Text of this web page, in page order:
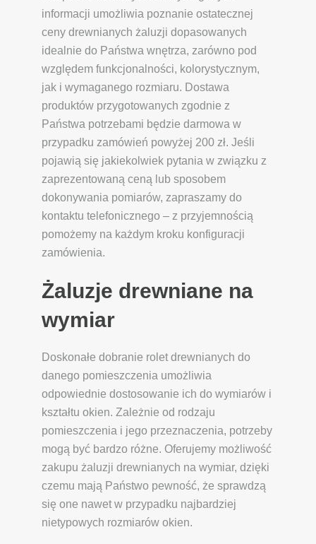
informacji umożliwia poznanie ostatecznej
ceny drewnianych żaluzji dopasowanych
idealnie do Państwa wnętrza, zarówno pod
względem funkcjonalności, kolorystycznym,
jak i wymaganego rozmiaru. Dostawa
produktów przygotowanych zgodnie z
Państwa potrzebami będzie darmowa w
przypadku zamówień powyżej 200 zł. Jeśli
pojawią się jakiekolwiek pytania w związku z
zaprezentowaną ceną lub sposobem
dokonywania pomiarów, zapraszamy do
kontaktu telefonicznego – z przyjemnością
pomożemy na każdym kroku konfiguracji
zamówienia.
Żaluzje drewniane na
wymiar
Doskonałe dobranie rolet drewnianych do
danego pomieszczenia umożliwia
odpowiednie dostosowanie ich do wymiarów i
kształtu okien. Zależnie od rodzaju
pomieszczenia i jego przeznaczenia, potrzeby
mogą być bardzo różne. Oferujemy możliwość
zakupu żaluzji drewnianych na wymiar, dzięki
czemu mają Państwo pewność, że sprawdzą
się one nawet w przypadku najbardziej
nietypowych rozmiarów okien.